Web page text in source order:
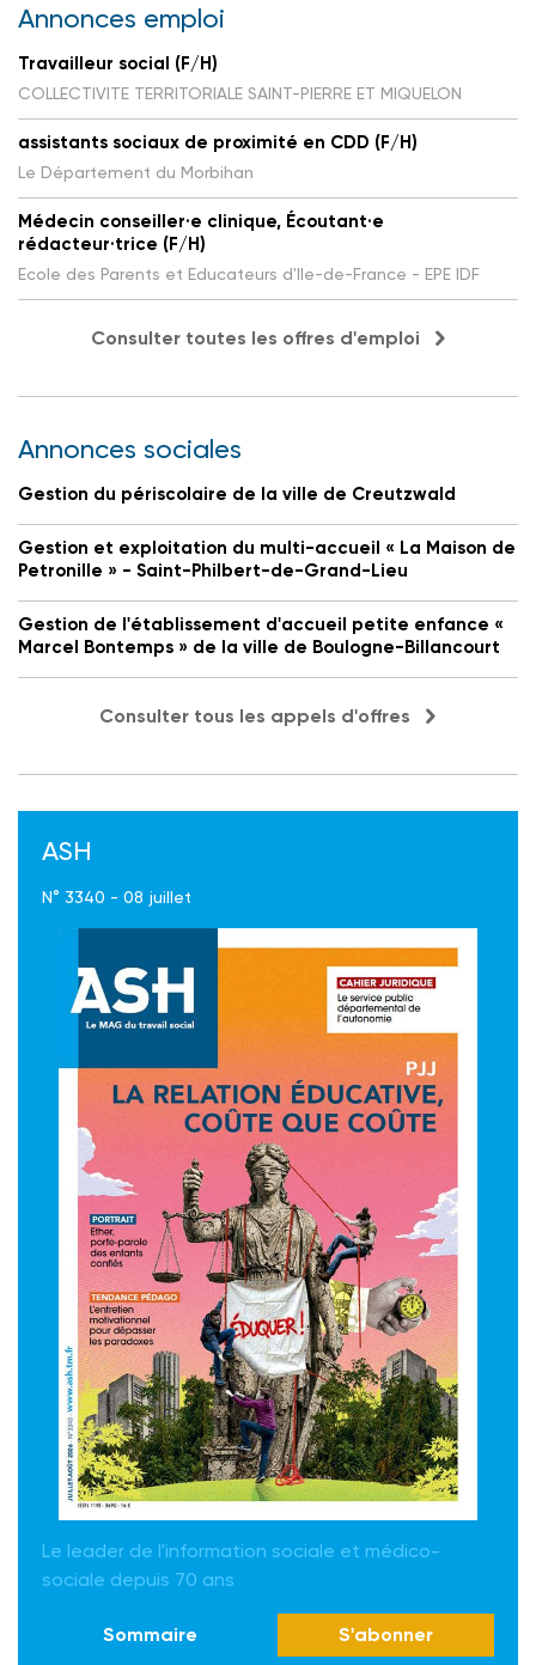
Annonces emploi
Travailleur social (F/H)
COLLECTIVITE TERRITORIALE SAINT-PIERRE ET MIQUELON
assistants sociaux de proximité en CDD (F/H)
Le Département du Morbihan
Médecin conseiller·e clinique, Écoutant·e
rédacteur·trice (F/H)
Ecole des Parents et Educateurs d'Ile-de-France - EPE IDF
Consulter toutes les offres d'emploi
Annonces sociales
Gestion du périscolaire de la ville de Creutzwald
Gestion et exploitation du multi-accueil « La Maison de
Petronille » - Saint-Philbert-de-Grand-Lieu
Gestion de l'établissement d'accueil petite enfance «
Marcel Bontemps » de la ville de Boulogne-Billancourt
Consulter tous les appels d'offres
ASH
N° 3340 - 08 juillet
Le leader de l'information sociale et médico-
sociale depuis 70 ans
Sommaire S'abonner